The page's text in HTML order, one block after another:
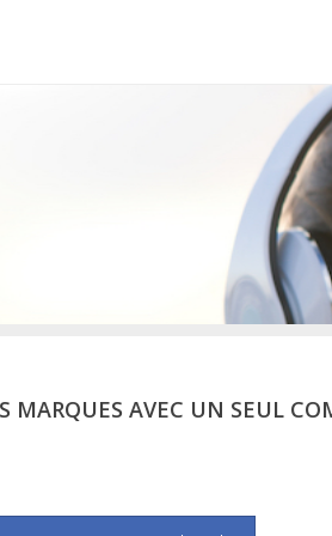
MARQUES AVEC UN SEUL